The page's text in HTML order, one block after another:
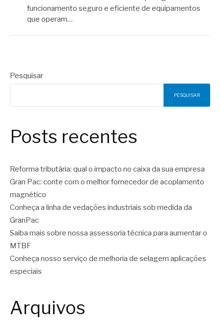
funcionamento seguro e eficiente de equipamentos
que operam…
Pesquisar
PESQUISAR
Posts recentes
Reforma tributária: qual o impacto no caixa da sua empresa
Gran Pac: conte com o melhor fornecedor de acoplamento
magnético
Conheça a linha de vedações industriais sob medida da
GranPac
Saiba mais sobre nossa assessoria técnica para aumentar o
MTBF
Conheça nosso serviço de melhoria de selagem aplicações
especiais
Arquivos